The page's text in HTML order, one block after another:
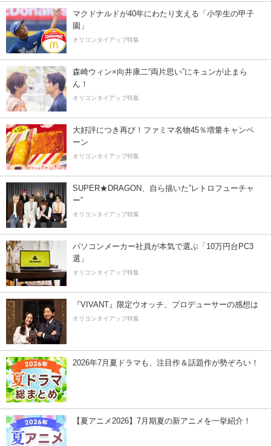
マクドナルドが40年にわたり支える「小学生の甲子
園」
オリコンタイアップ特集
森崎ウィン×向井康二“両片思い”にキュンが止まら
ん！
オリコンタイアップ特集
大好評につき再び！ファミマ名物45％増量キャンペ
ーン
オリコンタイアップ特集
SUPER★DRAGON、自ら描いた”レトロフューチャ
ー”
オリコンタイアップ特集
パソコンメーカー社員が本気で選ぶ「10万円台PC3
選」
オリコンタイアップ特集
『VIVANT』限定ウオッチ、プロデューサーの感想は
オリコンタイアップ特集
2026年7月夏ドラマも、注目作＆話題作が勢ぞろい！
【夏アニメ2026】7月期夏の新アニメを一挙紹介！